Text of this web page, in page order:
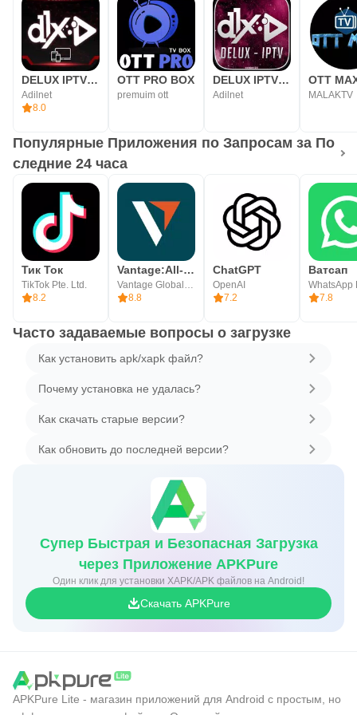
DELUX IPTV PLAYER
Adilnet
8.0
OTT PRO BOX
premuim ott
DELUX IPTV PRO V2
Adilnet
OTT
MALAKTV
Популярные Приложения по Запросам за По
следние 24 часа
Тик Ток
TikTok Pte. Ltd.
8.2
Vantage:All-In-One Trading App
Vantage Global Prime PTY LTD
8.8
ChatGPT
OpenAI
7.2
Ватсап
WhatsApp
7.8
Часто задаваемые вопросы о загрузке
Как установить apk/xapk файл?
Почему установка не удалась?
Как скачать старые версии?
Как обновить до последней версии?
Супер Быстрая и Безопасная Загрузка
через Приложение APKPure
Один клик для установки XAPK/APK файлов на Android!
Скачать APKPure
APKPure Lite - магазин приложений для Android с простым, но